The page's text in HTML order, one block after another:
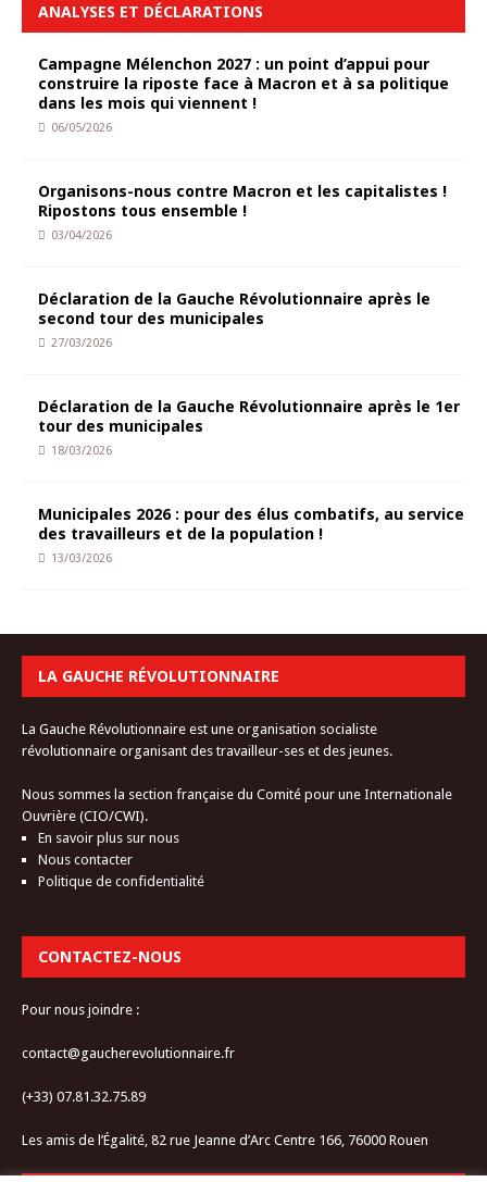
ANALYSES ET DÉCLARATIONS
Campagne Mélenchon 2027 : un point d’appui pour
construire la riposte face à Macron et à sa politique
dans les mois qui viennent !
06/05/2026
Organisons-nous contre Macron et les capitalistes !
Ripostons tous ensemble !
03/04/2026
Déclaration de la Gauche Révolutionnaire après le
second tour des municipales
27/03/2026
Déclaration de la Gauche Révolutionnaire après le 1er
tour des municipales
18/03/2026
Municipales 2026 : pour des élus combatifs, au service
des travailleurs et de la population !
13/03/2026
LA GAUCHE RÉVOLUTIONNAIRE
La Gauche Révolutionnaire est une organisation socialiste
révolutionnaire organisant des travailleur-ses et des jeunes.
Nous sommes la section française du Comité pour une Internationale
Ouvrière (CIO/CWI).
En savoir plus sur nous
Nous contacter
Politique de confidentialité
CONTACTEZ-NOUS
Pour nous joindre :
contact@gaucherevolutionnaire.fr
(+33) 07.81.32.75.89
Les amis de l’Égalité, 82 rue Jeanne d’Arc Centre 166, 76000 Rouen